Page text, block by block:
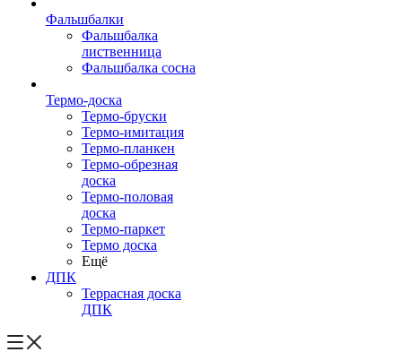
Фальшбалки
Фальшбалка
лиственница
Фальшбалка сосна
Термо-доска
Термо-бруски
Термо-имитация
Термо-планкен
Термо-обрезная
доска
Термо-половая
доска
Термо-паркет
Термо доска
Ещё
ДПК
Террасная доска
ДПК